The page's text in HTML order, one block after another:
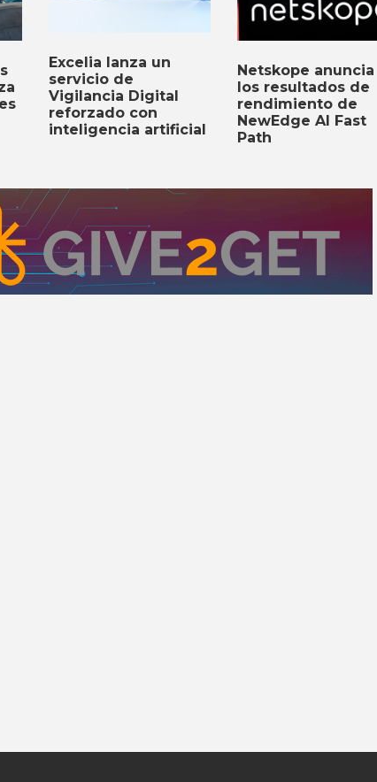
Excelia lanza un
servicio de
Vigilancia Digital
reforzado con
inteligencia artificial
Netskope anuncia
los resultados de
rendimiento de
NewEdge AI Fast
Path